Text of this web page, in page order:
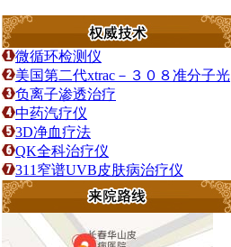
微循环检测仪
美国第二代xtrac－３０８准分子光
负离子渗透治疗
中药汽疗仪
3D净血疗法
QK全科治疗仪
311窄谱UVB皮肤病治疗仪